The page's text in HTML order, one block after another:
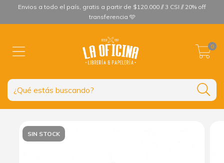
Envios a todo el país, gratis a partir de $120.000 // 3 CSI // 20% off
transferencia 🩵
0
SIN STOCK